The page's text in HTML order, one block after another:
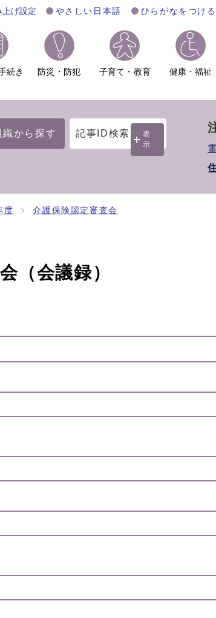
上げ設定 やさしい日本語 ひらがなをつける
続き 防災・防犯 子育て・教育 健康・福祉
織から探す 記事ID検索
表
示
度 介護保険認定審査会
（会議録）